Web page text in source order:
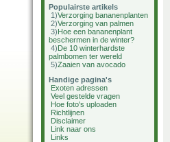
Populairste artikels
1)Verzorging bananenplanten
2)Verzorging van palmen
3)Hoe een bananenplant
beschermen in de winter?
4)De 10 winterhardste
palmbomen ter wereld
5)Zaaien van avocado
Handige pagina's
Exoten adressen
Veel gestelde vragen
Hoe foto's uploaden
Richtlijnen
Disclaimer
Link naar ons
Links